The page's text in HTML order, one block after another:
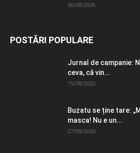
06/08/2026
POSTĂRI POPULARE
Jurnal de campanie:
ceva, că vin...
15/08/2020
Buzatu se ține tare:
masca! Nu e un...
27/09/2020